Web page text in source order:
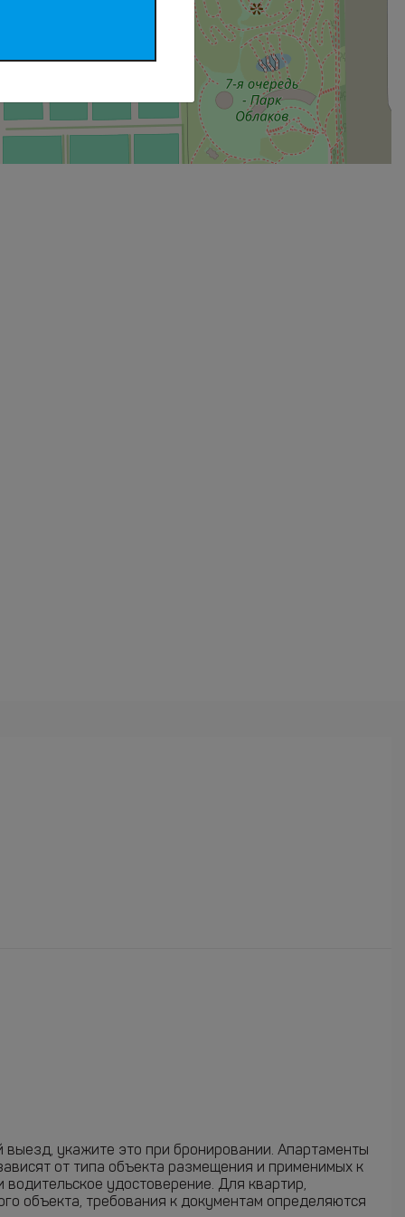
укажите это при бронировании. Апартаменты
от типа объекта размещения и применимых к
удостоверение. Для квартир,
объекта, требования к документам определяются